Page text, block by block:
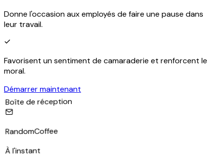
Donne l'occasion aux employés de faire une pause dans
leur travail.
Favorisent un sentiment de camaraderie et renforcent le
moral.
Démarrer maintenant
Boîte de réception
RandomCoffee
À l'instant